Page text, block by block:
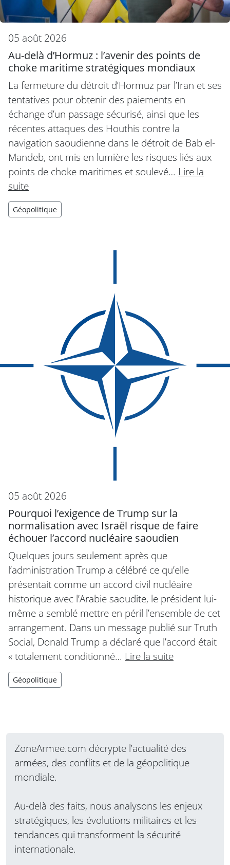
05 août 2026
Au-delà d’Hormuz : l’avenir des points de
choke maritime stratégiques mondiaux
La fermeture du détroit d’Hormuz par l’Iran et ses
tentatives pour obtenir des paiements en
échange d’un passage sécurisé, ainsi que les
récentes attaques des Houthis contre la
navigation saoudienne dans le détroit de Bab el-
Mandeb, ont mis en lumière les risques liés aux
points de choke maritimes et soulevé… Lire la
suite
Géopolitique
05 août 2026
Pourquoi l’exigence de Trump sur la
normalisation avec Israël risque de faire
échouer l’accord nucléaire saoudien
Quelques jours seulement après que
l’administration Trump a célébré ce qu’elle
présentait comme un accord civil nucléaire
historique avec l’Arabie saoudite, le président lui-
même a semblé mettre en péril l’ensemble de cet
arrangement. Dans un message publié sur Truth
Social, Donald Trump a déclaré que l’accord était
« totalement conditionné… Lire la suite
Géopolitique
ZoneArmee.com décrypte l’actualité des
armées, des conflits et de la géopolitique
mondiale.
Au-delà des faits, nous analysons les enjeux
stratégiques, les évolutions militaires et les
tendances qui transforment la sécurité
internationale.